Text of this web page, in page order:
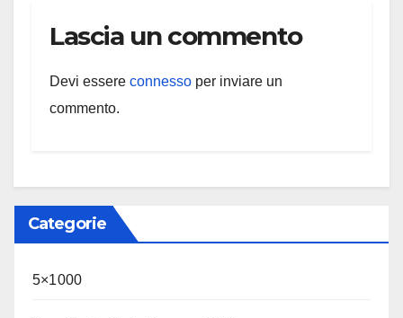
Lascia un commento
Devi essere connesso per inviare un
commento.
Categorie
5×1000